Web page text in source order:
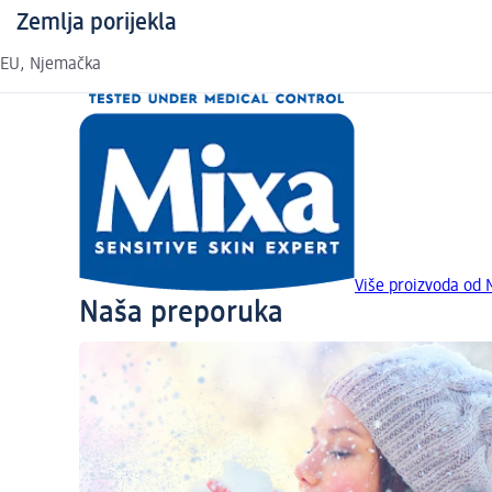
Zemlja porijekla
EU, Njemačka
Više proizvoda od
Naša preporuka